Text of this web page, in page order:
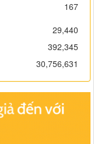
167
29,440
392,345
30,756,631